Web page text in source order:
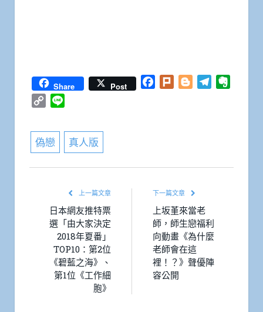
Share Post Facebook
Plurk BloggerTelegram
Copy
偽戀 真人版
上一篇文章
日本網友推特票
選「由大家決定
2018年夏番」
TOP10：第2位
《碧藍之海》、
第1位《工作細
胞》
下一篇文章
上坂堇來當老
師，師生戀福利
向動畫《為什麼
老師會在這
裡！？》聲優陣
容公開